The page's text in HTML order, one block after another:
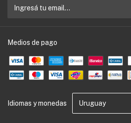
Medios de pago
Idiomas y monedas